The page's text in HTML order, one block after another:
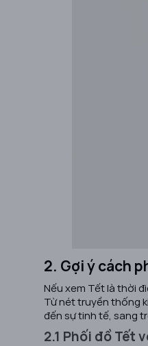
2. Gợi ý cách
Nếu xem Tết là thời
Từ nét truyền thống
đến sự tinh tế, sang
2.1 Phối đồ Tết